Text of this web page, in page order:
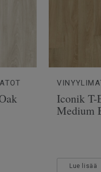
Iconik T-
Medium
Lue lisää